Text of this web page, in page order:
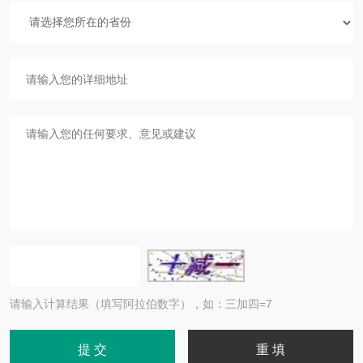
请输入计算结果（填写阿拉伯数字），如：三加四=7